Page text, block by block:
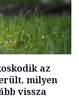
az
milyen
vissza